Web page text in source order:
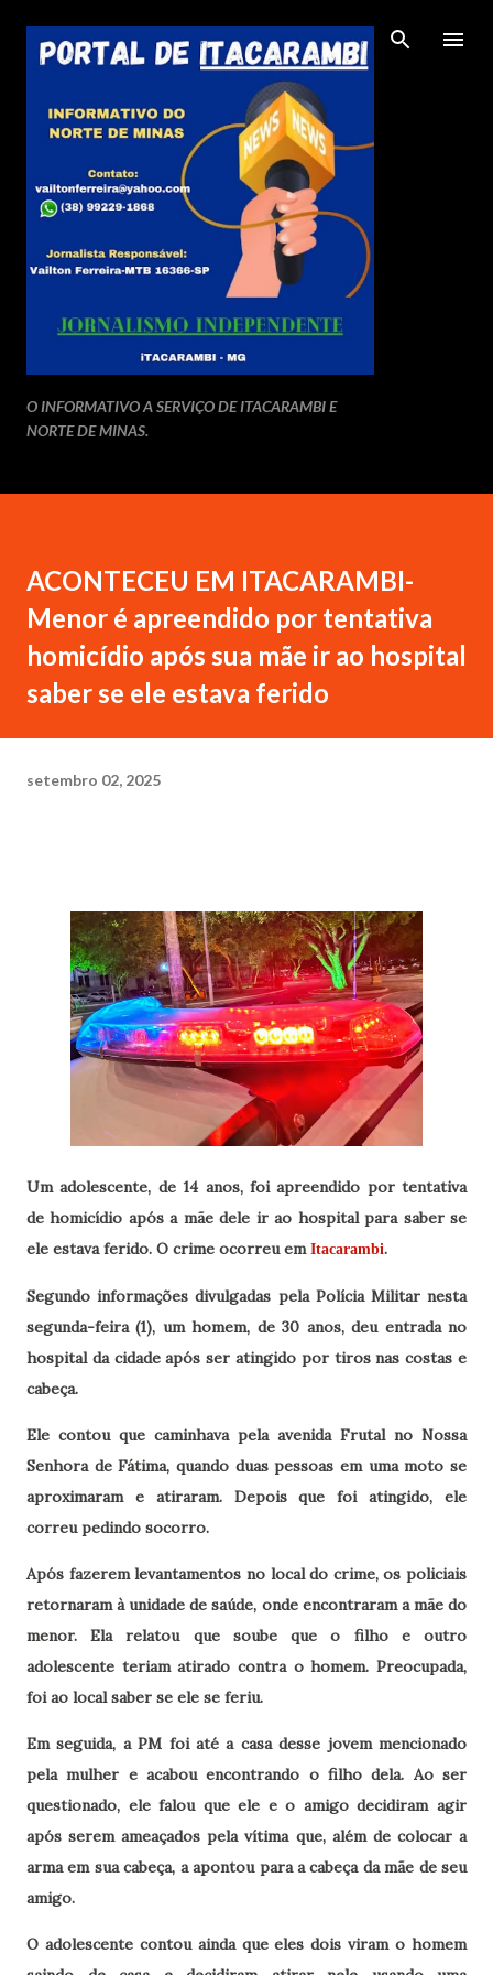
Pular para o conteúdo principal
O INFORMATIVO A SERVIÇO DE ITACARAMBI E
NORTE DE MINAS.
ACONTECEU EM ITACARAMBI-
Menor é apreendido por tentativa
homicídio após sua mãe ir ao hospital
saber se ele estava ferido
setembro 02, 2025
Um adolescente, de 14 anos, foi apreendido por tentativa
de homicídio após a mãe dele ir ao hospital para saber se
ele estava ferido. O crime ocorreu em Itacarambi.
Segundo informações divulgadas pela Polícia Militar nesta
segunda-feira (1), um homem, de 30 anos, deu entrada no
hospital da cidade após ser atingido por tiros nas costas e
cabeça.
Ele contou que caminhava pela avenida Frutal no Nossa
Senhora de Fátima, quando duas pessoas em uma moto se
aproximaram e atiraram. Depois que foi atingido, ele
correu pedindo socorro.
Após fazerem levantamentos no local do crime, os policiais
retornaram à unidade de saúde, onde encontraram a mãe do
menor. Ela relatou que soube que o filho e outro
adolescente teriam atirado contra o homem. Preocupada,
foi ao local saber se ele se feriu.
Em seguida, a PM foi até a casa desse jovem mencionado
pela mulher e acabou encontrando o filho dela. Ao ser
questionado, ele falou que ele e o amigo decidiram agir
após serem ameaçados pela vítima que, além de colocar a
arma em sua cabeça, a apontou para a cabeça da mãe de seu
amigo.
O adolescente contou ainda que eles dois viram o homem